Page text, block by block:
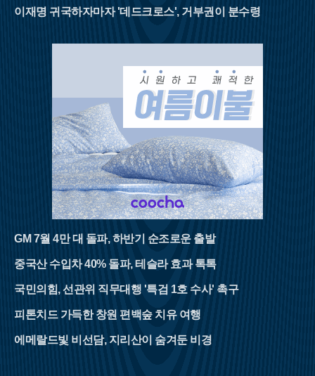
이재명 귀국하자마자 '데드크로스', 거부권이 분수령
GM 7월 4만 대 돌파, 하반기 순조로운 출발
중국산 수입차 40% 돌파, 테슬라 효과 톡톡
국민의힘, 선관위 직무대행 '특검 1호 수사' 촉구
피톤치드 가득한 창원 편백숲 치유 여행
에메랄드빛 비선담, 지리산이 숨겨둔 비경